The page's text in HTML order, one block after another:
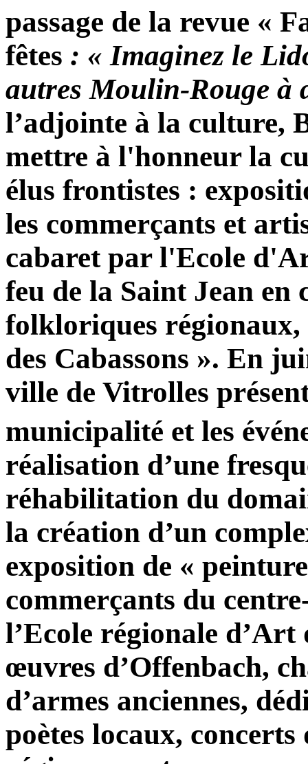
passage de la revue «
fêtes : « Imaginez le
autres Moulin-Rouge à
l’adjointe à la culture,
mettre à l'honneur la
élus frontistes :
les commerçants et
cabaret par l'Ecole
feu de la Saint Jean en
folkloriques régionaux,
des Cabassons ». En
ville de Vitrolles
municipalité et les
réalisation d’une
réhabilitation du
la création d’un
exposition de «
commerçants du
l’Ecole régionale
œuvres d’Offenbach,
d’armes anciennes,
poètes locaux,